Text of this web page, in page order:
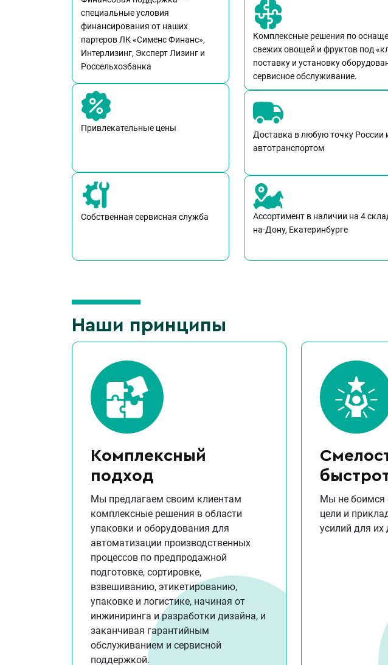
специальные условия
финансирования от наших
партеров ЛК «Сименс Финанс»,
Интерлизинг, Эксперт Лизинг и
Россельхозбанка
Привлекательные цены
Собственная сервисная служба
Комплексные решения по
свежих овощей и фруктов под
поставку и установку
сервисное обслуживание.
Доставка в любую точку
автотранспортом
Ассортимент в наличии на 4
на-Дону, Екатеринбурге
Наши принципы
Комплексный
подход
Мы предлагаем своим клиентам
комплексные решения в области
упаковки и оборудования для
автоматизации производственных
процессов по предпродажной
подготовке, сортировке,
взвешиванию, этикетированию,
упаковке и логистике, начиная от
инжиниринга и разработки дизайна, и
заканчивая гарантийным
обслуживанием и сервисной
поддержкой.
Мы не боимся
цели и
усилий для их